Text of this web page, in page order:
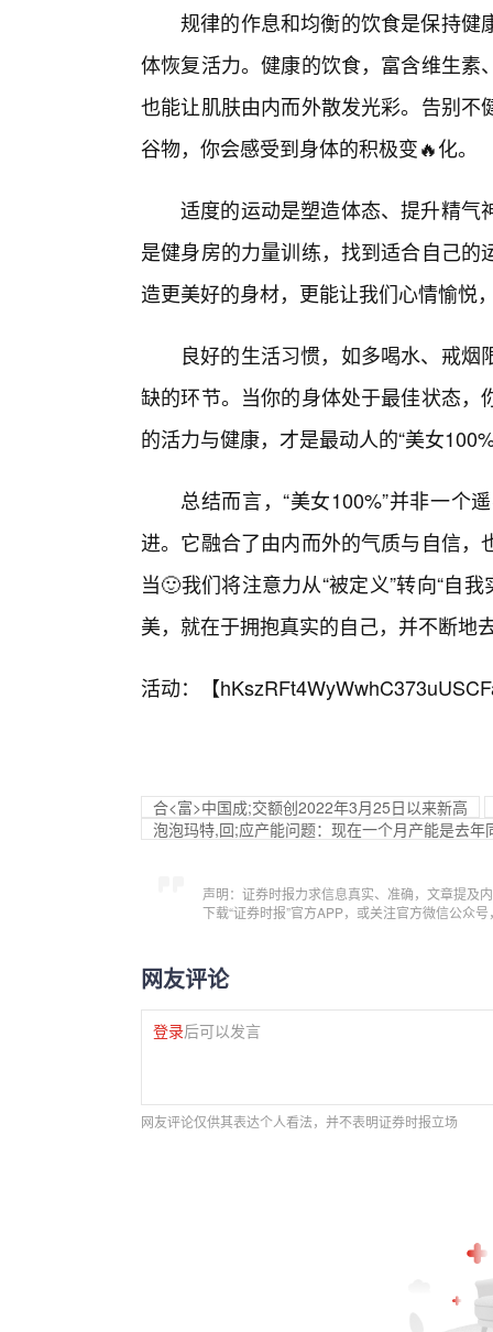
规律的作息和均衡的饮食是保持健
体恢复活力。健康的饮食，富含维生
也能让肌肤由内而外散发光彩。告别
谷物，你会感受到身体的积极变🔥化。
适度的运动是塑造体态、提升精气
是健身房的力量训练，找到适合自己
造更美好的身材，更能让我们心情愉悦
良好的生活习惯，如多喝水、戒
缺的环节。当你的身体处于最佳状态
的活力与健康，才是最动人的“美女
总结而言，“美女100%”并非一个
进。它融合了由内而外的气质与自信
当🙂我们将注意力从“被定义”转向“自
美，就在于拥抱真实的自己，并不断地
活动：【
合<富>中国成;交额创2022年3月25日以来新高
泡泡玛特,回;应产能问题：现在一个月产能是去年
声明：证券时报力求信息真实、准确，文章提及
下载“证券时报”官方APP，或关注官方微信公众
网友评论
登录后可以发言
网友评论仅供其表达个人看法，并不表明证券时报立场